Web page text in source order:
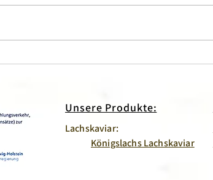
Unsere Produkte:
Lachskaviar:
Königslachs Lachskaviar